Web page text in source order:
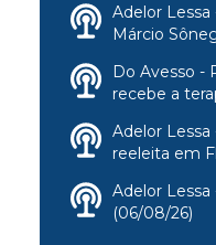
Adelor
Márcio
Do Avesso -
recebe a
Adelor Lessa
reeleita em
Adelor
(06/08/26)